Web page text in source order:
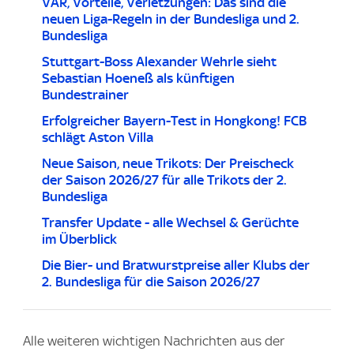
neuen Liga-Regeln in der Bundesliga und 2.
Bundesliga
Stuttgart-Boss Alexander Wehrle sieht
Sebastian Hoeneß als künftigen
Bundestrainer
Erfolgreicher Bayern-Test in Hongkong! FCB
schlägt Aston Villa
Neue Saison, neue Trikots: Der Preischeck
der Saison 2026/27 für alle Trikots der 2.
Bundesliga
Transfer Update - alle Wechsel & Gerüchte
im Überblick
Die Bier- und Bratwurstpreise aller Klubs der
2. Bundesliga für die Saison 2026/27
Alle weiteren wichtigen Nachrichten aus der